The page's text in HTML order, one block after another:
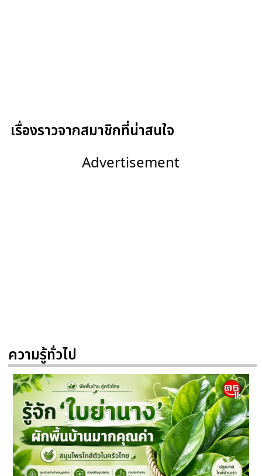
เรื่องราวจากสมาชิกที่น่าสนใจ
Advertisement
ความรู้ทั่วไป